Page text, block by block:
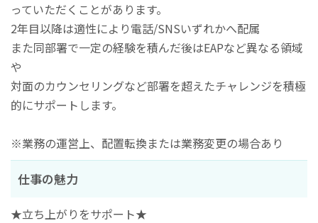
っていただくことがあります。
2年目以降は適性により電話/SNSいずれかへ配属
また同部署で一定の経験を積んだ後はEAPなど異なる領域
や
対面のカウンセリングなど部署を超えたチャレンジを積極
的にサポートします。
※業務の運営上、配置転換または業務変更の場合あり
仕事の魅力
★立ち上がりをサポート★